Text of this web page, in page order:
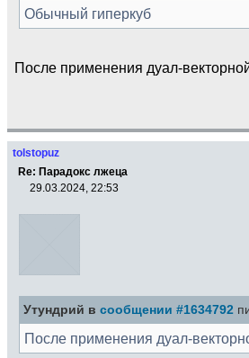
Обычный гиперкуб
После применения дуал-
tolstopuz
Re: Парадокс лжеца
29.03.2024, 22:53
Утундрий в сообщении #1634792
После применения дуал-